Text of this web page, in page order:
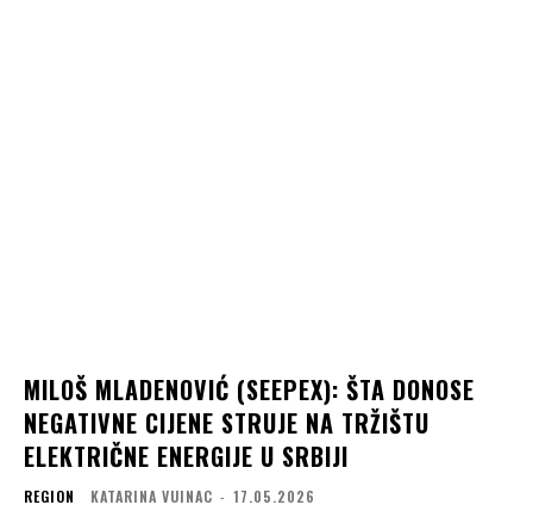
MILOŠ MLADENOVIĆ (SEEPEX): ŠTA DONOSE
NEGATIVNE CIJENE STRUJE NA TRŽIŠTU
ELEKTRIČNE ENERGIJE U SRBIJI
REGION KATARINA VUINAC - 17.05.2026